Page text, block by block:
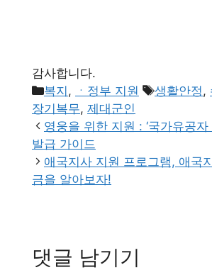
감사합니다.
카
테
고
리
복지, ㆍ정부 지원
태
생활안정,
장기복무, 제대군인
영웅을 위한 지원 : ‘국가유공자
발급 가이드
애국지사 지원 프로그램, 애국
금을 알아보자!
댓글 남기기